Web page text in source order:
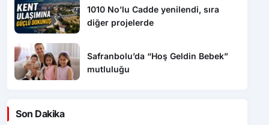
1010 No’lu Cadde yenilendi, sıra
diğer projelerde
Safranbolu’da “Hoş Geldin Bebek”
mutluluğu
Son Dakika